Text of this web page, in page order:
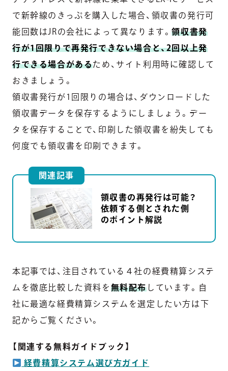
で新幹線のきっぷを購入した場合、領収書の発行可
能回数はJRの会社によって異なります。領収書発
行が1回限りで再発行できない場合と、2回以上発
行できる場合があるため、サイト利用時に確認して
おきましょう。
領収書発行が1回限りの場合は、ダウンロードした
領収書データを保存するようにしましょう。デー
タを保存することで、印刷した領収書を紛失しても
何度でも領収書を印刷できます。
関連記事
領収書の再発行は可能？
依頼する側とされた側
のポイント解説
本記事では、注目されている４社の経費精算システ
ムを徹底比較した資料を 無料配布 しています。自
社に最適な経費精算システムを選定したい方は下
記からご覧ください。
【関連する無料ガイドブック】
経費精算システム選び方ガイド